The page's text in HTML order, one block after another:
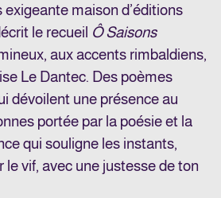
maison d’éditions
le recueil Ô Saisons
aux accents rimbaldiens,
Le Dantec. Des poèmes
dévoilent une présence au
portée par la poésie et la
qui souligne les instants,
le vif, avec une justesse de ton